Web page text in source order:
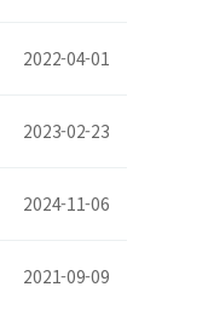
2022-04-01
2023-02-23
2024-11-06
2021-09-09